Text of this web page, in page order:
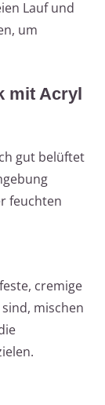
Lauf und
um
mit Acryl
gut belüftet
feuchten
cremige
mischen